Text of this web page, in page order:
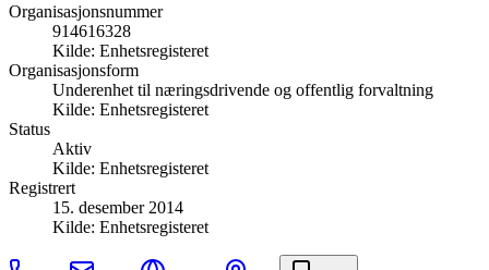
Organisasjonsnummer
914616328
Kilde: Enhetsregisteret
Organisasjonsform
Underenhet til næringsdrivende og offentlig forvaltning
Kilde: Enhetsregisteret
Status
Aktiv
Kilde: Enhetsregisteret
Registrert
15. desember 2014
Kilde: Enhetsregisteret